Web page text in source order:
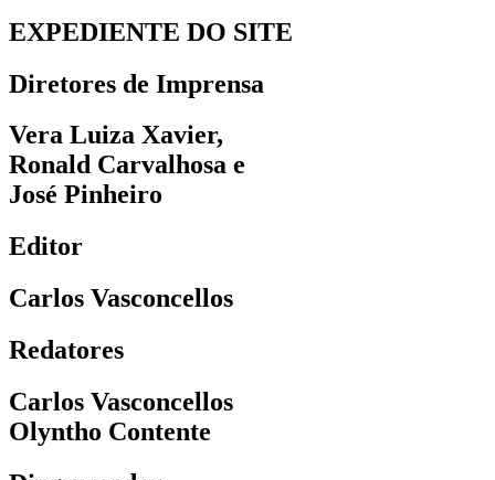
EXPEDIENTE DO SITE
Diretores de Imprensa
Vera Luiza Xavier,
Ronald Carvalhosa e
José Pinheiro
Editor
Carlos Vasconcellos
Redatores
Carlos Vasconcellos
Olyntho Contente